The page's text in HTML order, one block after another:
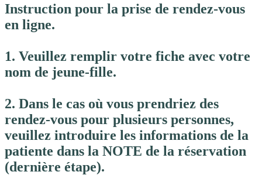
Instruction pour la prise de rendez-vous
en ligne.
1. Veuillez remplir votre fiche avec votre
nom de jeune-fille.
2. Dans le cas où vous prendriez des
rendez-vous pour plusieurs personnes,
veuillez introduire les informations de la
patiente dans la NOTE de la réservation
(dernière étape).